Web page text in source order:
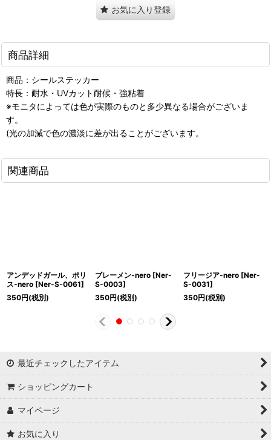
お気に入り登録
商品詳細
商品：シールステッカー
特長：耐水・UVカット耐候・強粘着
※モニタによっては色が実際のものと多少異なる場合がございま
す。
(光の加減で色の濃淡に差が出ることがございます。
関連商品
アンデッドガール、ポリ
ス-nero [Ner-S-0061]
350円(税別)
ブレーメン-nero [Ner-
S-0003]
350円(税別)
フリージア-nero [Ner-
S-0031]
350円(税別)
最近チェックしたアイテム
ショッピングカート
マイページ
お気に入り